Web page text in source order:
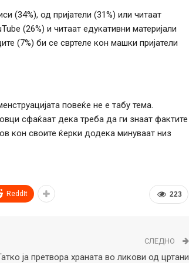
(34%), од пријатели (31%) или читаат
(26%) и читаат едукативни материјали
(7%) би се свртеле кон машки пријатели
повеќе не е табу тема.
сфаќаат дека треба да ги знаат фактите
кон своите ќерки додека минуваат низ
223
ReddIt
СЛЕДНО
ја претвора храната во ликови од цртани